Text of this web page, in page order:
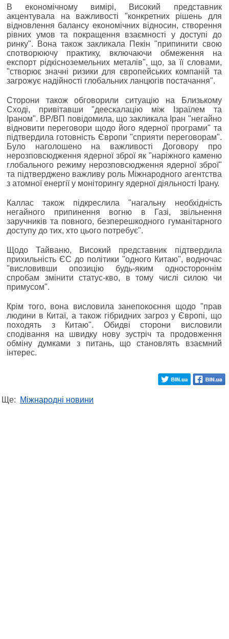
В економічному вимірі, Високий представник
акцентувала на важливості "конкретних рішень для
відновлення балансу економічних відносин, створення
рівних умов та покращення взаємності у доступі до
ринку". Вона також закликала Пекін "припинити свою
спотворюючу практику, включаючи обмеження на
експорт рідкісноземельних металів", що, за її словами,
"створює значні ризики для європейських компаній та
загрожує надійності глобальних ланцюгів постачання".
Сторони також обговорили ситуацію на Близькому
Сході, привітавши "деескалацію між Ізраїлем та
Іраном". ВР/ВП повідомила, що закликала Іран "негайно
відновити переговори щодо його ядерної програми" та
підтвердила готовність Європи "сприяти переговорам".
Було наголошено на важливості Договору про
нерозповсюдження ядерної зброї як "наріжного каменю
глобального режиму нерозповсюдження ядерної зброї"
та підтверджено важливу роль Міжнародного агентства
з атомної енергії у моніторингу ядерної діяльності Ірану.
Каллас також підкреслила "нагальну необхідність
негайного припинення вогню в Газі, звільнення
заручників та повного, безперешкодного гуманітарного
доступу до тих, хто цього потребує".
Щодо Тайваню, Високий представник підтвердила
прихильність ЄС до політики "одного Китаю", водночас
"висловивши опозицію будь-яким одностороннім
спробам змінити статус-кво, в тому числі силою чи
примусом".
Крім того, вона висловила занепокоєння щодо "прав
людини в Китаї, а також гібридних загроз у Європі, що
походять з Китаю". Обидві сторони висловили
сподівання на швидку нову зустріч та продовження
обміну думками з питань, що становлять взаємний
інтерес.
Ще: Міжнародні новини